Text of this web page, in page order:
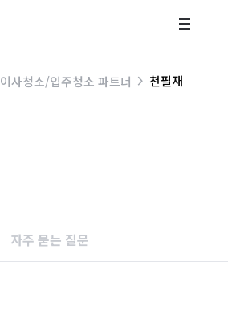
이사청소/입주청소 파트너 천필재
자주 묻는 질문